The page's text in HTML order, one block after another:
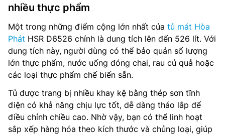
nhiều thực phẩm
Một trong những điểm cộng lớn nhất của tủ mát Hòa
Phát HSR D6526 chính là dung tích lên đến 526 lít. Với
dung tích này, người dùng có thể bảo quản số lượng
lớn thực phẩm, nước uống đóng chai, rau củ quả hoặc
các loại thực phẩm chế biến sẵn.
Tủ được trang bị nhiều khay kệ bằng thép sơn tĩnh
điện có khả năng chịu lực tốt, dễ dàng tháo lắp để
điều chỉnh chiều cao. Nhờ vậy, bạn có thể linh hoạt
sắp xếp hàng hóa theo kích thước và chủng loại, giúp